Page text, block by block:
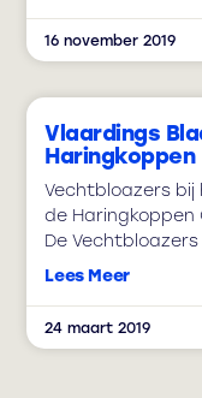
16 november 2019
Vlaardings
Haringkoppen
Vechtbloazers
de Haringkoppen
De
Lees Meer
24 maart 2019